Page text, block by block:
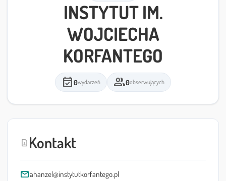
INSTYTUT IM.
WOJCIECHA
KORFANTEGO
event_available0wydarzeń group0obserwujących
contact_page Kontakt
mailahanzel@instytutkorfantego.pl